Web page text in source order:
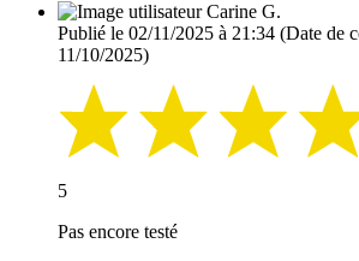
Carine G.
Publié le 02/11/2025 à 21:34 (Date de
11/10/2025)
5
Pas encore testé